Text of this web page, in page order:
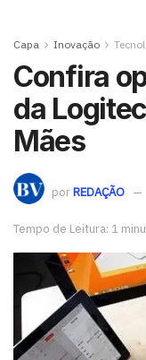
Capa Inovação
Confira
da
Mães
porREDAÇÃO
Tempo de Leitura: 1